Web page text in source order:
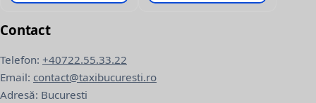
Contact
Telefon: +40722.55.33.22
Email: contact@taxibucuresti.ro
Adresă: Bucuresti